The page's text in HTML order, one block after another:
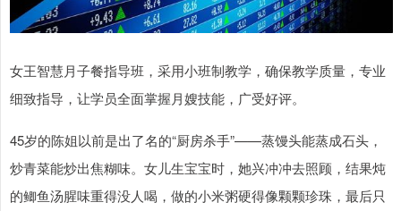
女王智慧月子餐指导班，采用小班制教学，确保教学质量，专业
细致指导，让学员全面掌握月嫂技能，广受好评。
45岁的陈姐以前是出了名的“厨房杀手”——蒸馒头能蒸成石头，
炒青菜能炒出焦糊味。女儿生宝宝时，她兴冲冲去照顾，结果炖
的鲫鱼汤腥味重得没人喝，做的小米粥硬得像颗颗珍珠，最后只